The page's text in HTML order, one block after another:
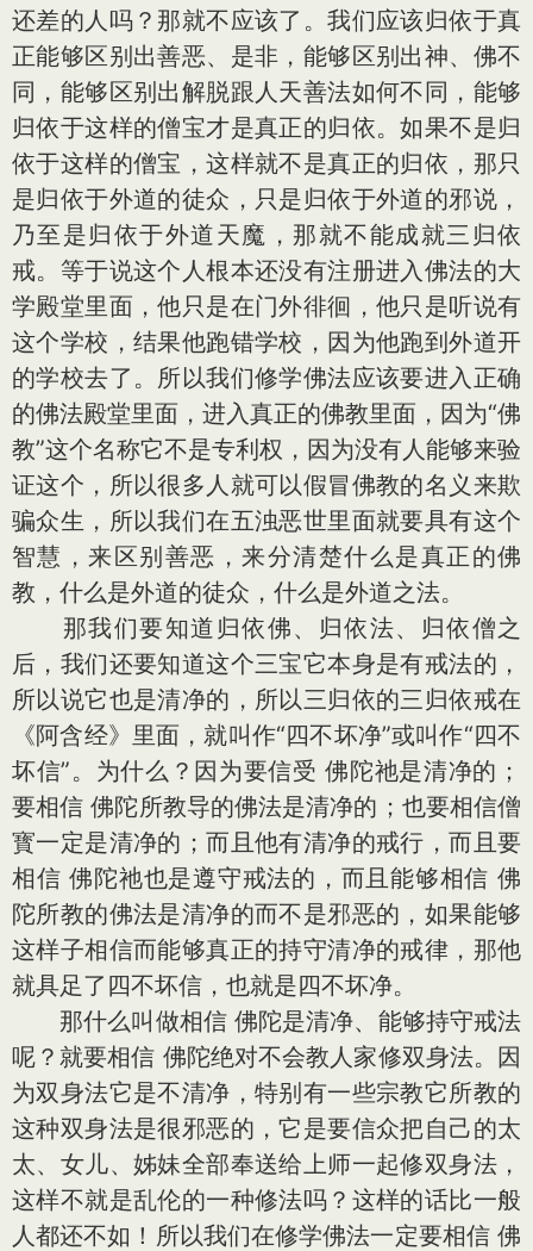
还差的人吗？那就不应该了。我们应该归依于真
正能够区别出善恶、是非，能够区别出神、佛不
同，能够区别出解脱跟人天善法如何不同，能够
归依于这样的僧宝才是真正的归依。如果不是归
依于这样的僧宝，这样就不是真正的归依，那只
是归依于外道的徒众，只是归依于外道的邪说，
乃至是归依于外道天魔，那就不能成就三归依
戒。等于说这个人根本还没有注册进入佛法的大
学殿堂里面，他只是在门外徘徊，他只是听说有
这个学校，结果他跑错学校，因为他跑到外道开
的学校去了。所以我们修学佛法应该要进入正确
的佛法殿堂里面，进入真正的佛教里面，因为“佛
教”这个名称它不是专利权，因为没有人能够来验
证这个，所以很多人就可以假冒佛教的名义来欺
骗众生，所以我们在五浊恶世里面就要具有这个
智慧，来区别善恶，来分清楚什么是真正的佛
教，什么是外道的徒众，什么是外道之法。
那我们要知道归依佛、归依法、归依僧之
后，我们还要知道这个三宝它本身是有戒法的，
所以说它也是清净的，所以三归依的三归依戒在
《阿含经》里面，就叫作“四不坏净”或叫作“四不
坏信”。为什么？因为要信受 佛陀祂是清净的；
要相信 佛陀所教导的佛法是清净的；也要相信僧
寳一定是清净的；而且他有清净的戒行，而且要
相信 佛陀祂也是遵守戒法的，而且能够相信 佛
陀所教的佛法是清净的而不是邪恶的，如果能够
这样子相信而能够真正的持守清净的戒律，那他
就具足了四不坏信，也就是四不坏净。
那什么叫做相信 佛陀是清净、能够持守戒法
呢？就要相信 佛陀绝对不会教人家修双身法。因
为双身法它是不清净，特别有一些宗教它所教的
这种双身法是很邪恶的，它是要信众把自己的太
太、女儿、姊妹全部奉送给上师一起修双身法，
这样不就是乱伦的一种修法吗？这样的话比一般
人都还不如！所以我们在修学佛法一定要相信 佛